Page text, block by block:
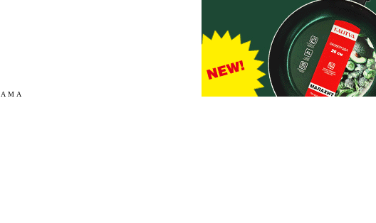
А М А